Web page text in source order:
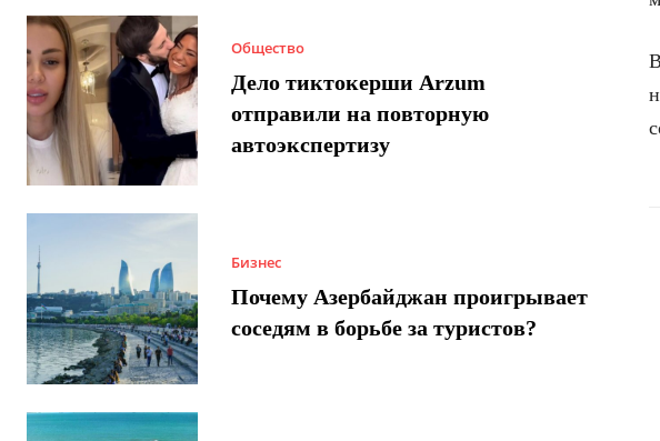
Общество
Дело тиктокерши Arzum
отправили на повторную
автоэкспертизу
Бизнес
Почему Азербайджан проигрывает
соседям в борьбе за туристов?